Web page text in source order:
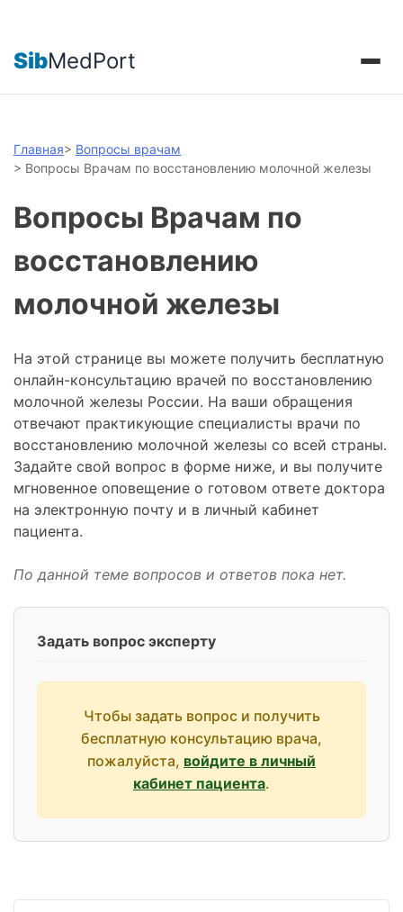
SibMedPort
Главная> Вопросы врачам
> Вопросы Врачам по восстановлению молочной железы
Вопросы Врачам по
восстановлению
молочной железы
На этой странице вы можете получить бесплатную
онлайн-консультацию врачей по восстановлению
молочной железы России. На ваши обращения
отвечают практикующие специалисты врачи по
восстановлению молочной железы со всей страны.
Задайте свой вопрос в форме ниже, и вы получите
мгновенное оповещение о готовом ответе доктора
на электронную почту и в личный кабинет
пациента.
По данной теме вопросов и ответов пока нет.
Задать вопрос эксперту
Чтобы задать вопрос и получить
бесплатную консультацию врача,
пожалуйста, войдите в личный
кабинет пациента.